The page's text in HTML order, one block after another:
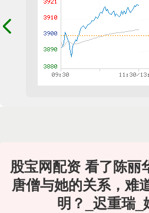
股宝网配资 看了陈丽
唐僧与她的关系，难
明？_迟重瑞_